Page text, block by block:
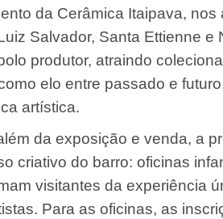
da Cerâmica Itaipava,
Salvador, Santa Ettienne
produtor, atraindo
elo entre passado e
artística.
da exposição e venda, a
criativo do barro: oficinas
visitantes da experiência
Para as oficinas, as